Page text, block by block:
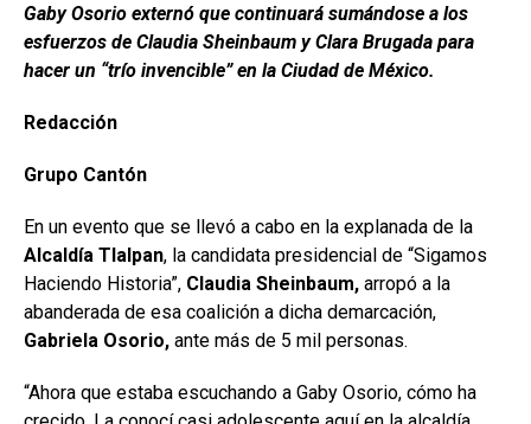
Gaby Osorio externó que continuará sumándose a los
esfuerzos de Claudia Sheinbaum y Clara Brugada para
hacer un “trío invencible” en la Ciudad de México.
Redacción
Grupo Cantón
En un evento que se llevó a cabo en la explanada de la
Alcaldía Tlalpan, la candidata presidencial de “Sigamos
Haciendo Historia”, Claudia Sheinbaum, arropó a la
abanderada de esa coalición a dicha demarcación,
Gabriela Osorio, ante más de 5 mil personas.
“Ahora que estaba escuchando a Gaby Osorio, cómo ha